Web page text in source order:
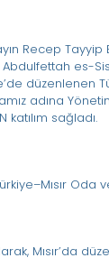
Recep Tayyip
Abdulfettah es-
düzenlenen
adına
katılım sağladı.
Mısır’da